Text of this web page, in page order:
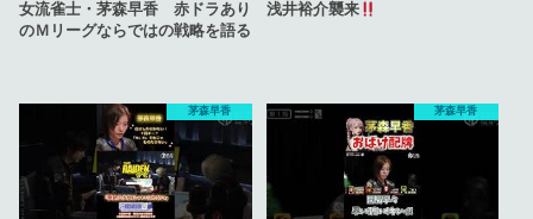
女流雀士・茅森早香 赤ドラあり
のＭリーグならではの戦略を語る
浅井裕介襲来
茅森早香 茅森早香